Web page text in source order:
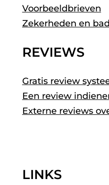
Voorbeeldbrieven
Zekerheden en
REVIEWS
Gratis review
Een review
Externe reviews
LINKS